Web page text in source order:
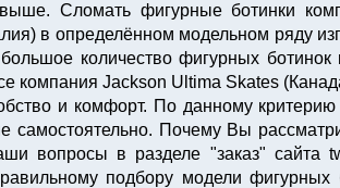
Сломать фигурные ботинки
в определённом модельном ряду
количество фигурных
компания Jackson Ultima Skates
и комфорт. По данному
Почему Вы
вопросы в разделе "заказ"
подбору модели